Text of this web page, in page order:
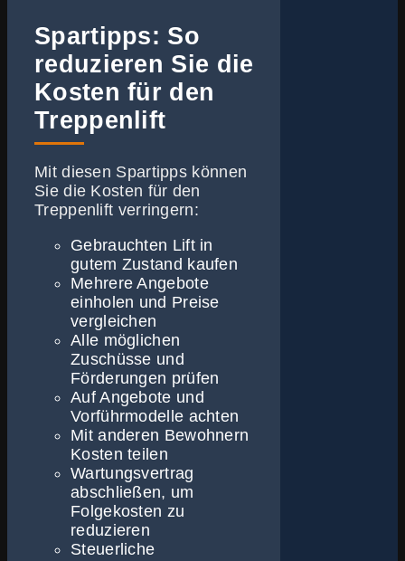
Spartipps: So
reduzieren Sie die
Kosten für den
Treppenlift
Mit diesen Spartipps können
Sie die Kosten für den
Treppenlift verringern:
Gebrauchten Lift in
gutem Zustand kaufen
Mehrere Angebote
einholen und Preise
vergleichen
Alle möglichen
Zuschüsse und
Förderungen prüfen
Auf Angebote und
Vorführmodelle achten
Mit anderen Bewohnern
Kosten teilen
Wartungsvertrag
abschließen, um
Folgekosten zu
reduzieren
Steuerliche